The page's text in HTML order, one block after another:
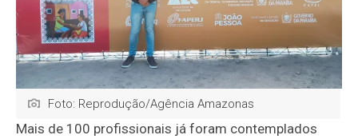
Foto: Reprodução/Agência Amazonas
Mais de 100 profissionais já foram contemplados